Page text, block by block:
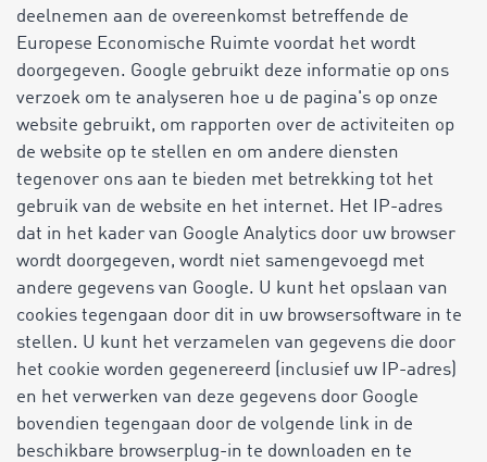
deelnemen aan de overeenkomst betreffende de
Europese Economische Ruimte voordat het wordt
doorgegeven. Google gebruikt deze informatie op ons
verzoek om te analyseren hoe u de pagina's op onze
website gebruikt, om rapporten over de activiteiten op
de website op te stellen en om andere diensten
tegenover ons aan te bieden met betrekking tot het
gebruik van de website en het internet. Het IP-adres
dat in het kader van Google Analytics door uw browser
wordt doorgegeven, wordt niet samengevoegd met
andere gegevens van Google. U kunt het opslaan van
cookies tegengaan door dit in uw browsersoftware in te
stellen. U kunt het verzamelen van gegevens die door
het cookie worden gegenereerd (inclusief uw IP-adres)
en het verwerken van deze gegevens door Google
bovendien tegengaan door de volgende link in de
beschikbare browserplug-in te downloaden en te